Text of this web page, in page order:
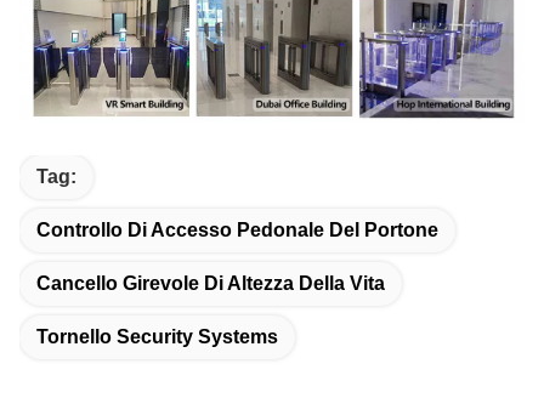
Tag:
Controllo Di Accesso Pedonale Del Portone
Cancello Girevole Di Altezza Della Vita
Tornello Security Systems